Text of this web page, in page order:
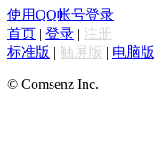
使用QQ帐号登录
首页 | 登录 | 注册
标准版 | 触屏版 | 电脑版
© Comsenz Inc.